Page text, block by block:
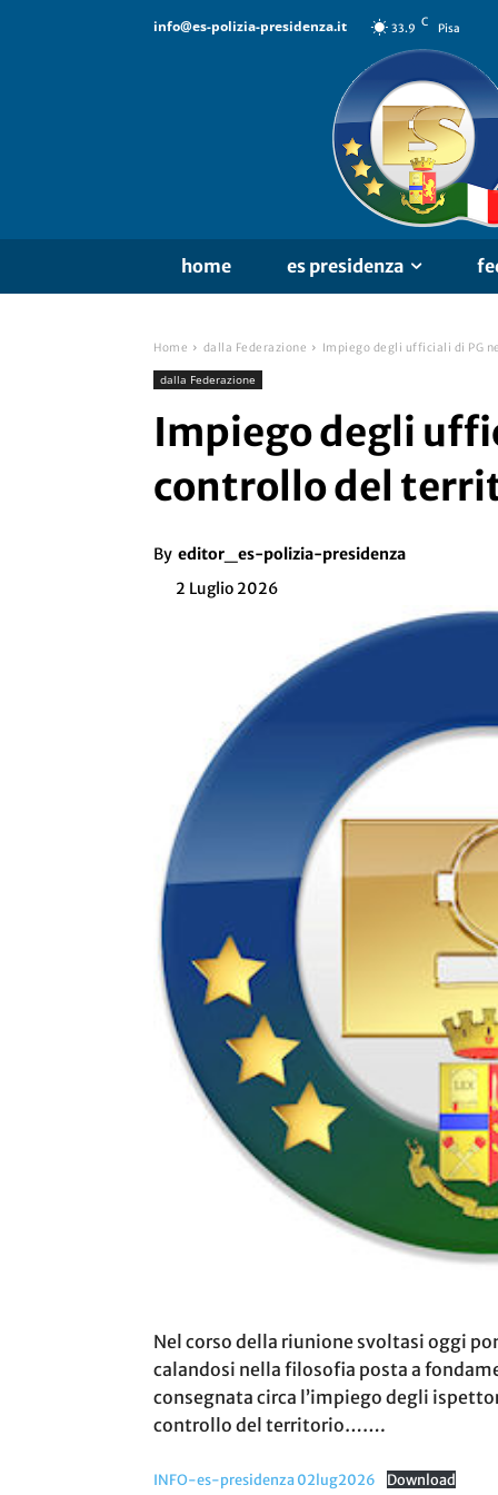
info@es-polizia-presidenza.it 33.9 C Pisa
home es presidenza
Home dalla Federazione Impiego degli ufficiali di PG
dalla Federazione
Impiego degli
controllo del
By editor_es-polizia-presidenza
2 Luglio 2026
Nel corso della riunione svoltasi oggi
calandosi nella filosofia posta a
consegnata circa l’impiego degli
controllo del territorio…….
INFO-es-presidenza 02lug2026 Download